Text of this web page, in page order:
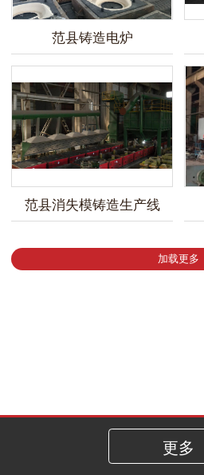
范县铸造电炉
范县消失模铸造生产线
加载更多
更多